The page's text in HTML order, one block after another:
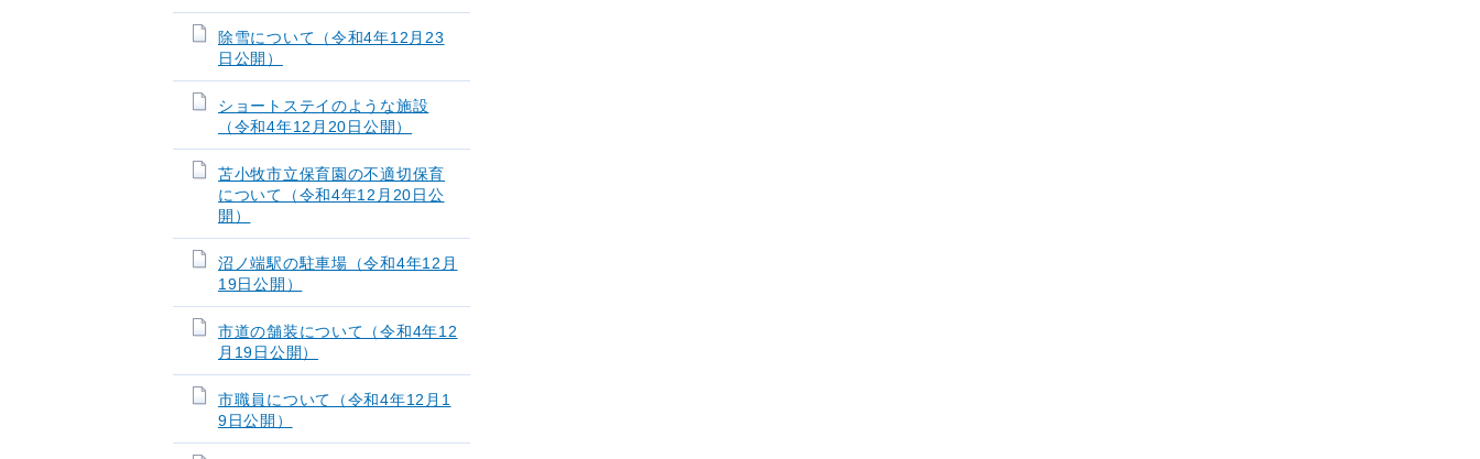
除雪について（令和4年12月23
日公開）
ショートステイのような施設
（令和4年12月20日公開）
苫小牧市立保育園の不適切保育
について（令和4年12月20日公
開）
沼ノ端駅の駐車場（令和4年12月
19日公開）
市道の舗装について（令和4年12
月19日公開）
市職員について（令和4年12月1
9日公開）